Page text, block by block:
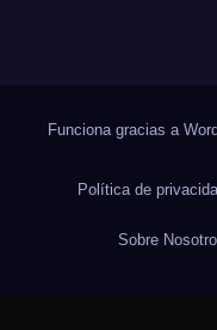
Funciona gracias a
Política de
Sobre